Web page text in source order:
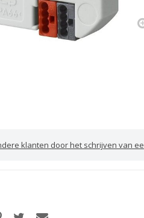
klanten door het schrijven van een review